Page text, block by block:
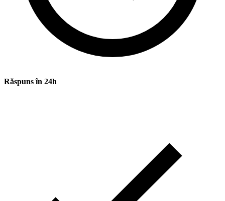
Răspuns în 24h